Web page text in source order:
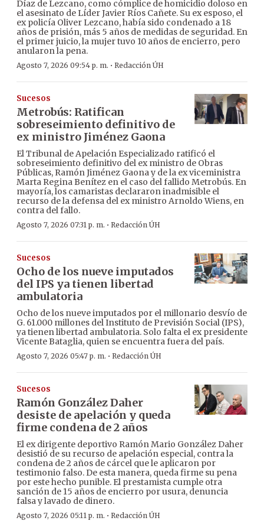
Díaz de Lezcano, como cómplice de homicidio doloso en
el asesinato de Líder Javier Ríos Cañete. Su ex esposo, el
ex policía Oliver Lezcano, había sido condenado a 18
años de prisión, más 5 años de medidas de seguridad. En
el primer juicio, la mujer tuvo 10 años de encierro, pero
anularon la pena.
Agosto 7, 2026 09:54 p. m. · Redacción ÚH
Sucesos
Metrobús: Ratifican
sobreseimiento definitivo de
ex ministro Jiménez Gaona
El Tribunal de Apelación Especializado ratificó el
sobreseimiento definitivo del ex ministro de Obras
Públicas, Ramón Jiménez Gaona y de la ex viceministra
Marta Regina Benítez en el caso del fallido Metrobús. En
mayoría, los camaristas declararon inadmisible el
recurso de la defensa del ex ministro Arnoldo Wiens, en
contra del fallo.
Agosto 7, 2026 07:31 p. m. · Redacción ÚH
Sucesos
Ocho de los nueve imputados
del IPS ya tienen libertad
ambulatoria
Ocho de los nueve imputados por el millonario desvío de
G. 61.000 millones del Instituto de Previsión Social (IPS),
ya tienen libertad ambulatoria. Solo falta el ex presidente
Vicente Bataglia, quien se encuentra fuera del país.
Agosto 7, 2026 05:47 p. m. · Redacción ÚH
Sucesos
Ramón González Daher
desiste de apelación y queda
firme condena de 2 años
El ex dirigente deportivo Ramón Mario González Daher
desistió de su recurso de apelación especial, contra la
condena de 2 años de cárcel que le aplicaron por
testimonio falso. De esta manera, queda firme su pena
por este hecho punible. El prestamista cumple otra
sanción de 15 años de encierro por usura, denuncia
falsa y lavado de dinero.
Agosto 7, 2026 05:11 p. m. · Redacción ÚH